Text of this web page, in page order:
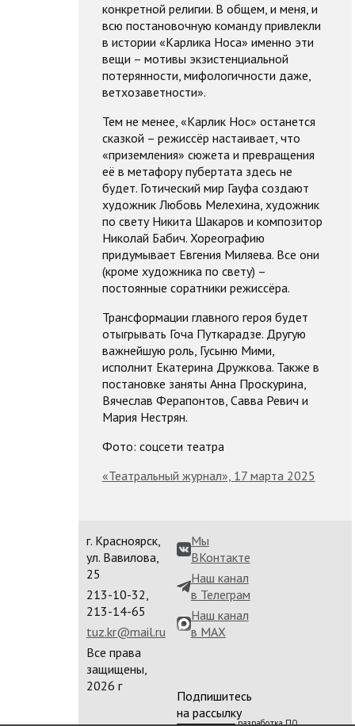
конкретной религии. В общем, и меня, и
всю постановочную команду привлекли
в истории «Карлика Носа» именно эти
вещи – мотивы экзистенциальной
потерянности, мифологичности даже,
ветхозаветности».
Тем не менее, «Карлик Нос» останется
сказкой – режиссёр настаивает, что
«приземления» сюжета и превращения
её в метафору пубертата здесь не
будет. Готический мир Гауфа создают
художник Любовь Мелехина, художник
по свету Никита Шакаров и композитор
Николай Бабич. Хореографию
придумывает Евгения Миляева. Все они
(кроме художника по свету) –
постоянные соратники режиссёра.
Трансформации главного героя будет
отыгрывать Гоча Путкарадзе. Другую
важнейшую роль, Гусыню Мими,
исполнит Екатерина Дружкова. Также в
постановке заняты Анна Проскурина,
Вячеслав Ферапонтов, Савва Ревич и
Мария Нестрян.
Фото: соцсети театра
«Театральный журнал», 17 марта 2025
г. Красноярск,
ул. Вавилова,
25
213-10-32,
213-14-65
tuz.kr@mail.ru
Все права
защищены,
2026 г
Мы
ВКонтакте
Наш канал
в Телеграм
Наш канал
в MAX
Подпишитесь
на рассылку
разработка ПО